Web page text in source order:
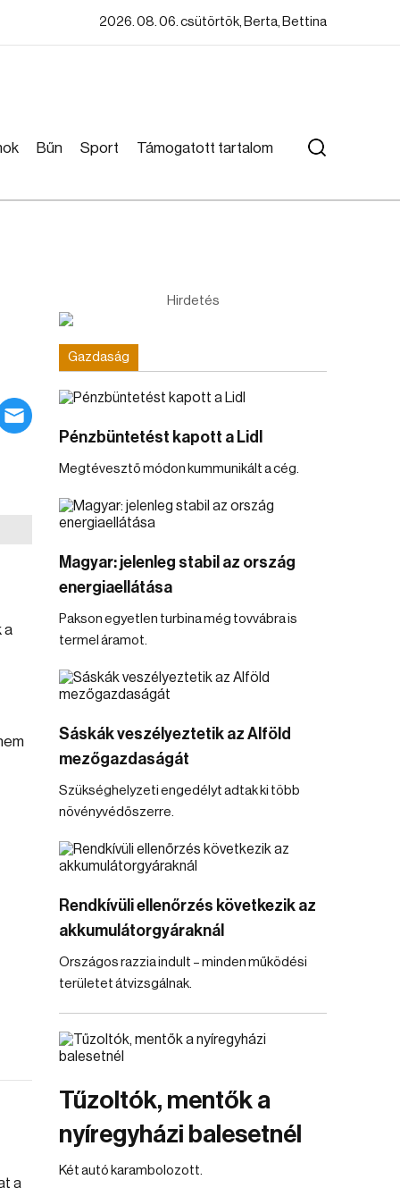
2026. 08. 06. csütörtök, Berta, Bettina
Bűn Sport Támogatott tartalom
a
Hirdetés
Gazdaság
Pénzbüntetést kapott a Lidl
Megtévesztő módon kummunikált a cég.
Magyar: jelenleg stabil az ország
energiaellátása
Pakson egyetlen turbina még tovvábra is
termel áramot.
Sáskák veszélyeztetik az Alföld
mezőgazdaságát
Szükséghelyzeti engedélyt adtak ki több
növényvédőszerre.
Rendkívüli ellenőrzés következik az
akkumulátorgyáraknál
Országos razzia indult – minden működési
területet átvizsgálnak.
Tűzoltók, mentők a
nyíregyházi balesetnél
Két autó karambolozott.